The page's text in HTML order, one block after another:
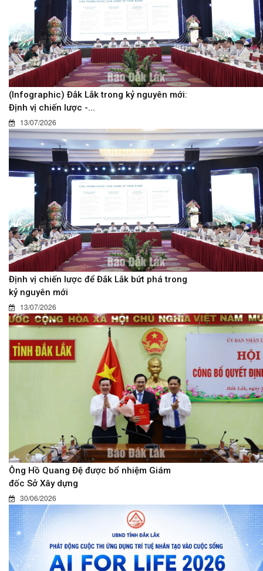
(Infographic) Đắk Lắk trong kỷ nguyên mới:
Định vị chiến lược -...
13/07/2026
Định vị chiến lược để Đắk Lắk bứt phá trong
kỷ nguyên mới
13/07/2026
Ông Hồ Quang Đệ được bổ nhiệm Giám
đốc Sở Xây dựng
30/06/2026